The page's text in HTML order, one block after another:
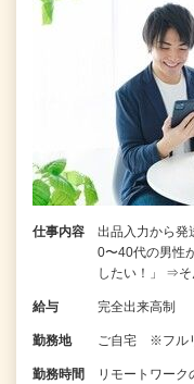
仕事内容
出品入力から発
0〜40代の男性
したい！」 ⇒
給与 完全出来高制
勤務地 ご自宅 ※フル
勤務時間 リモートワー